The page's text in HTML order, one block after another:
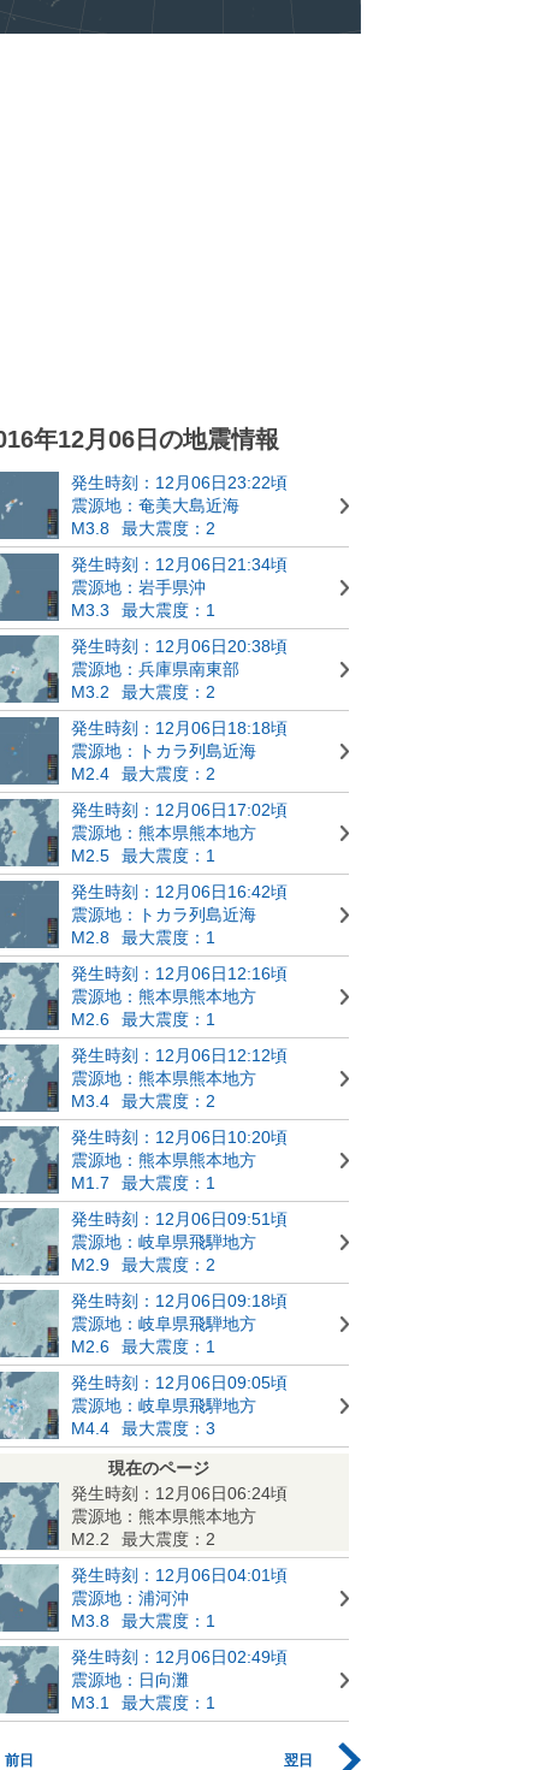
年12月06日の地震情報
発生時刻：12月06日23:22頃
震源地：奄美大島近海
M3.8
最大震度：2
発生時刻：12月06日21:34頃
震源地：岩手県沖
M3.3
最大震度：1
発生時刻：12月06日20:38頃
震源地：兵庫県南東部
M3.2
最大震度：2
発生時刻：12月06日18:18頃
震源地：トカラ列島近海
M2.4
最大震度：2
発生時刻：12月06日17:02頃
震源地：熊本県熊本地方
M2.5
最大震度：1
発生時刻：12月06日16:42頃
震源地：トカラ列島近海
M2.8
最大震度：1
発生時刻：12月06日12:16頃
震源地：熊本県熊本地方
M2.6
最大震度：1
発生時刻：12月06日12:12頃
震源地：熊本県熊本地方
M3.4
最大震度：2
発生時刻：12月06日10:20頃
震源地：熊本県熊本地方
M1.7
最大震度：1
発生時刻：12月06日09:51頃
震源地：岐阜県飛騨地方
M2.9
最大震度：2
発生時刻：12月06日09:18頃
震源地：岐阜県飛騨地方
M2.6
最大震度：1
発生時刻：12月06日09:05頃
震源地：岐阜県飛騨地方
M4.4
最大震度：3
現在のページ
発生時刻：12月06日06:24頃
震源地：熊本県熊本地方
M2.2
最大震度：2
発生時刻：12月06日04:01頃
震源地：浦河沖
M3.8
最大震度：1
発生時刻：12月06日02:49頃
震源地：日向灘
M3.1
最大震度：1
前日 翌日